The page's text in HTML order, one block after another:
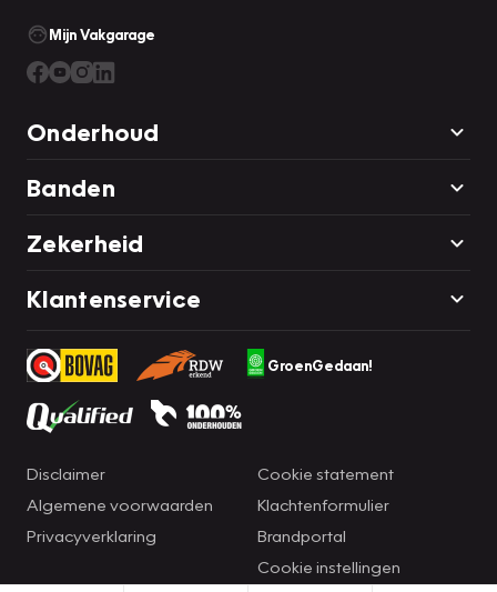
Mijn Vakgarage
Onderhoud
Banden
Zekerheid
Klantenservice
GroenGedaan!
Disclaimer
Algemene voorwaarden
Privacyverklaring
Cookie statement
Klachtenformulier
Brandportal
Cookie instellingen